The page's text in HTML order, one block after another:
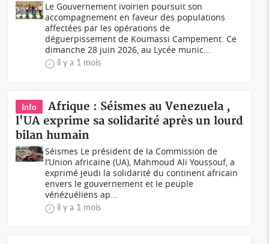
Le Gouvernement ivoirien poursuit son
accompagnement en faveur des populations
affectées par les opérations de
déguerpissement de Koumassi Campement. Ce
dimanche 28 juin 2026, au Lycée munic...
il y a 1 mois
Info
Afrique : Séismes au Venezuela ,
l'UA exprime sa solidarité après un lourd
bilan humain
Séismes Le président de la Commission de
l’Union africaine (UA), Mahmoud Ali Youssouf, a
exprimé jeudi la solidarité du continent africain
envers le gouvernement et le peuple
vénézuéliens ap...
il y a 1 mois